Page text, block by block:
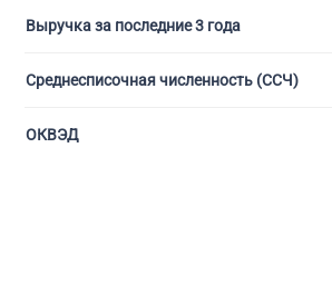
Выручка за последние 3 года
Среднесписочная численность (ССЧ)
ОКВЭД